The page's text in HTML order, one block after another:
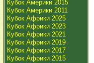
Кубок Америки 2015
Кубок Америки 2011
Кубок Африки 2025
Кубок Африки 2023
Кубок Африки 2021
Кубок Африки 2019
Кубок Африки 2017
Кубок Африки 2015